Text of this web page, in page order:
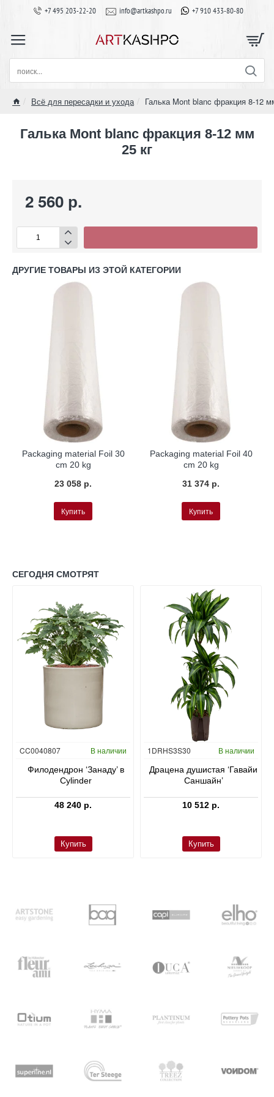
+7 495 203-22-20 info@artkashpo.ru +7 910 433-80-80
поиск...
Всё для пересадки и ухода Галька Mont blanc фракция 8-12
Галька Mont blanc фракция 8-12 мм
25 кг
2 560 р.
ДРУГИЕ ТОВАРЫ ИЗ ЭТОЙ КАТЕГОРИИ
Packaging material Foil 30
cm 20 kg
23 058 р.
Купить
Packaging material Foil 40
cm 20 kg
31 374 р.
Купить
СЕГОДНЯ СМОТРЯТ
CC0040807 В наличии
Филодендрон ‘Занаду’ в
Cylinder
48 240 р.
Купить
Гидропоника
1DRHS3S30 В наличии
Драцена душистая ‘Гавайи
Саншайн’
10 512 р.
Купить